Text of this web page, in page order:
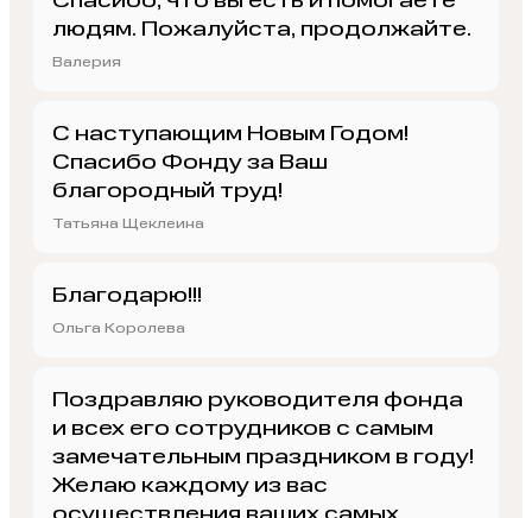
людям. Пожалуйста, продолжайте.
Валерия
С наступающим Новым Годом!
Спасибо Фонду за Ваш
благородный труд!
Татьяна Щеклеина
Благодарю!!!
Ольга Королева
Поздравляю руководителя фонда
и всех его сотрудников с самым
замечательным праздником в году!
Желаю каждому из вас